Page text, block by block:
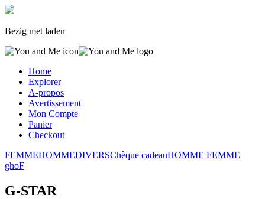
Bezig met laden
Home
Explorer
A-propos
Avertissement
Mon Compte
Panier
Checkout
FEMMEHOMMEDIVERSChèque cadeauHOMME FEMME
ghoF
G-STAR